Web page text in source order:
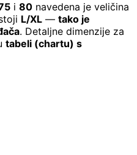
i 80 navedena je veličina
L/XL — tako je
. Detaljne dimenzije za
tabeli (chartu) s